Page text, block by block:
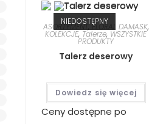
NIEDOSTĘPNY
ASORTYMENT, FLORAL DAMASK,
KOLEKCJE, Talerze, WSZYSTKIE
PRODUKTY
Talerz deserowy
Dowiedz się więcej
Ceny dostępne po